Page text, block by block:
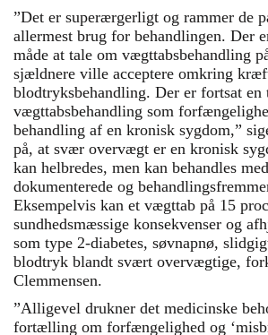
”Det er superærgerligt og rammer de
allermest brug for behandlingen. Der
måde at tale om vægttabsbehandling
sjældnere ville acceptere omkring
blodtryksbehandling. Der er fortsat en
vægttabsbehandling som
behandling af en kronisk sygdom,”
på, at svær overvægt er en kronisk
kan helbredes, men kan behandles
dokumenterede og
Eksempelvis kan et vægttab på 15
sundhedsmæssige konsekvenser og
som type 2-diabetes, søvnapnø,
blodtryk blandt svært overvægtige,
Clemmensen.
”Alligevel drukner det medicinske
fortælling om forfængelighed og